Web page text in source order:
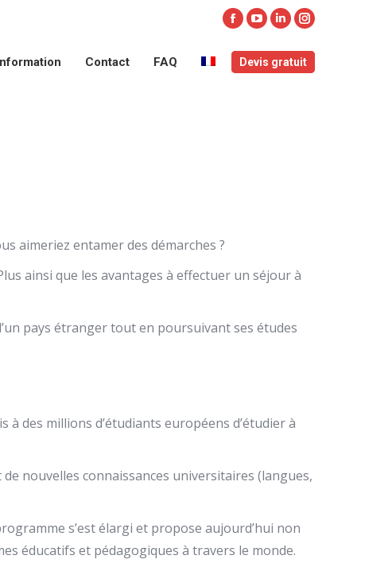
Facebook
page
opens
YouTube
page
opens
LinkedIn
page
opens
Instagram
page
opens
Contact FAQ Devis gratuit
aimeriez entamer des démarches ?
ainsi que les avantages à effectuer un séjour à
pays étranger tout en poursuivant ses études
des millions d’étudiants européens d’étudier à
nouvelles connaissances universitaires (langues,
s’est élargi et propose aujourd’hui non
éducatifs et pédagogiques à travers le monde.
Devis gratuit